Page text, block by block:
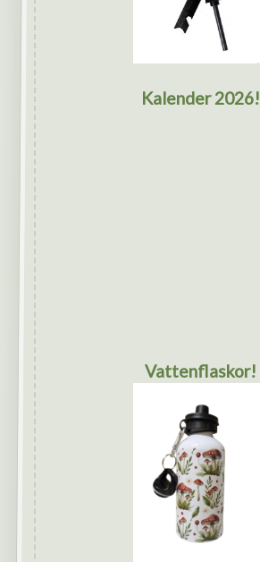
Kalender 2026!
Vattenflaskor!